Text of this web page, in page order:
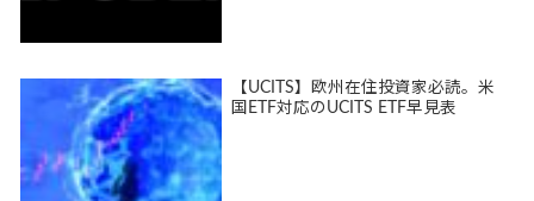
【UCITS】欧州在住投資家必読。米
国ETF対応のUCITS ETF早見表